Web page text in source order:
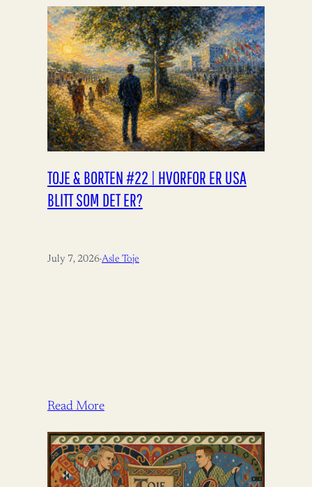
TOJE & BORTEN #22 | HVORFOR ER USA
BLITT SOM DET ER?
July 7, 2026·Asle Toje
Read More